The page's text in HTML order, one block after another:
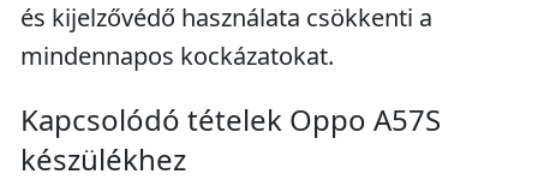
és kijelzővédő használata csökkenti a
mindennapos kockázatokat.
Kapcsolódó tételek Oppo A57S
készülékhez